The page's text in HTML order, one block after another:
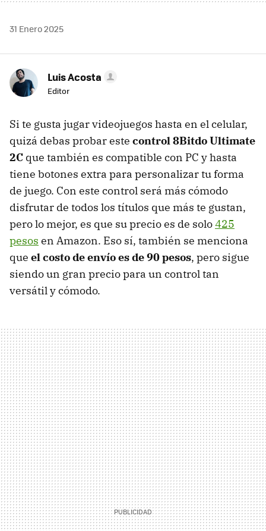
31 Enero 2025
Luis Acosta
Editor
Si te gusta jugar videojuegos hasta en el celular,
quizá debas probar este control 8Bitdo Ultimate
2C que también es compatible con PC y hasta
tiene botones extra para personalizar tu forma
de juego. Con este control será más cómodo
disfrutar de todos los títulos que más te gustan,
pero lo mejor, es que su precio es de solo425
pesos en Amazon. Eso sí, también se menciona
que el costo de envío es de 90 pesos, pero sigue
siendo un gran precio para un control tan
versátil y cómodo.